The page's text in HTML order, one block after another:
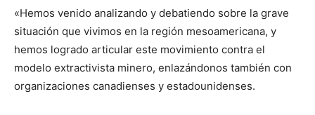
«Hemos venido analizando y debatiendo sobre la grave
situación que vivimos en la región mesoamericana, y
hemos logrado articular este movimiento contra el
modelo extractivista minero, enlazándonos también con
organizaciones canadienses y estadounidenses.